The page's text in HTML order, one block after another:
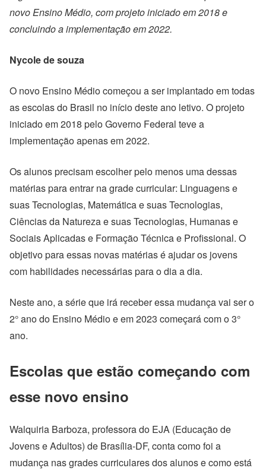
novo Ensino Médio, com projeto iniciado em 2018 e
concluindo a implementação em 2022.
Nycole de souza
O novo Ensino Médio começou a ser implantado em todas
as escolas do Brasil no início deste ano letivo. O projeto
iniciado em 2018 pelo Governo Federal teve a
implementação apenas em 2022.
Os alunos precisam escolher pelo menos uma dessas
matérias para entrar na grade curricular: Linguagens e
suas Tecnologias, Matemática e suas Tecnologias,
Ciências da Natureza e suas Tecnologias, Humanas e
Sociais Aplicadas e Formação Técnica e Profissional. O
objetivo para essas novas matérias é ajudar os jovens
com habilidades necessárias para o dia a dia.
Neste ano, a série que irá receber essa mudança vai ser o
2° ano do Ensino Médio e em 2023 começará com o 3°
ano.
Escolas que estão começando com
esse novo ensino
Walquiria Barboza, professora do EJA (Educação de
Jovens e Adultos) de Brasília-DF, conta como foi a
mudança nas grades curriculares dos alunos e como está